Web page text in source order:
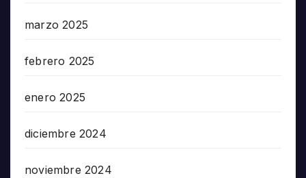
marzo 2025
febrero 2025
enero 2025
diciembre 2024
noviembre 2024